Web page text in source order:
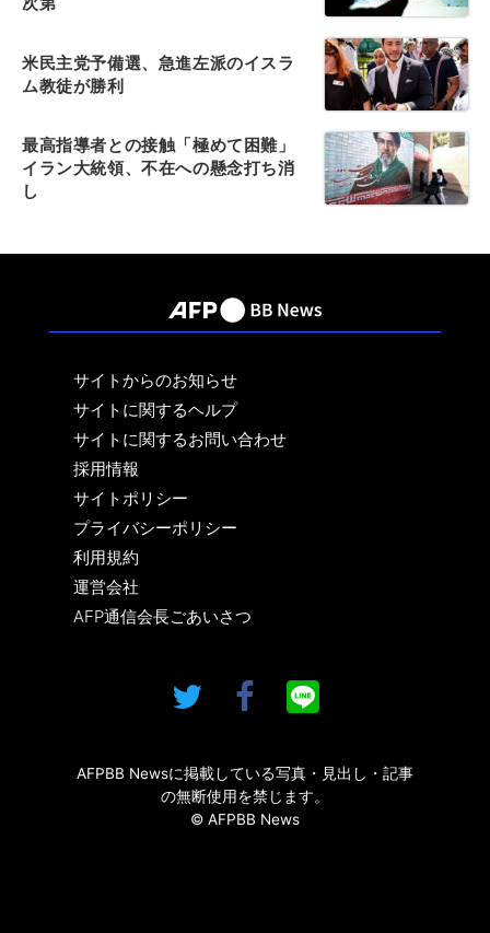
米民主党予備選、急進左派のイスラ
ム教徒が勝利
最高指導者との接触「極めて困難」
イラン大統領、不在への懸念打ち消
し
サイトからのお知らせ
サイトに関するヘルプ
サイトに関するお問い合わせ
採用情報
サイトポリシー
プライバシーポリシー
利用規約
運営会社
AFP通信会長ごあいさつ
AFPBB Newsに掲載している写真・見出し・記事
の無断使用を禁じます。
© AFPBB News